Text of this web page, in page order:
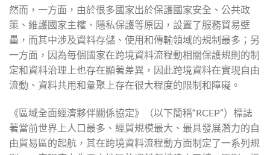
然而，一方面，由於很多國家出於保護國家安全、公共政
策、維護國家主權、隱私保護等原因，設置了服務貿易壁
壘，而其中涉及資料存儲、使用和傳輸領域的規制最多；另
一方面，因為每個國家在跨境資料流程動相關保護規則的制
定和資料治理上也存在顯著差異，因此跨境資料在實現自由
流動、資料共用和彙聚上存在很大程度的限制和障礙。
《區域全面經濟夥伴關係協定》（以下簡稱“RCEP”）標誌
著當前世界上人口最多、經貿規模最大、最具發展潛力的自
由貿易區的起航，其在跨境資料流程動方面制定了一系列規